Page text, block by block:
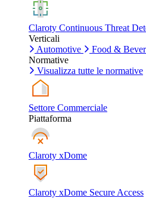
Claroty Continuous Threat
Verticali
Automotive
Food &
Normative
Visualizza tutte le normative
Settore Commerciale
Piattaforma
Claroty xDome
Claroty xDome Secure Access